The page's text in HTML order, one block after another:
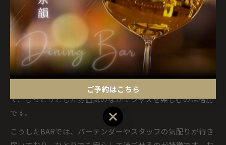
落ち着いた雰囲気のBARでジャズを味わう楽しさ
広島市のBARには、静かな時間を大切にしたい方にぴったり
の落ち着いた空間が多く存在します。照明やインテリア、音
響にこだわったお店では、心地よい音楽とともに自分だけの
時間をゆったりと過ごすことができます。騒がしさを避け
て、しっとりとした雰囲気のなかでジャズを楽しむのは格別
です。
こうしたBARでは、バーテンダーやスタッフの気配りが行き
ご予約はこちら
ご予約はこちら